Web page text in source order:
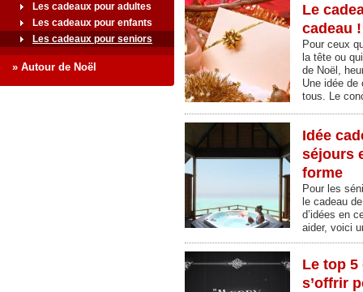
Le
cadeau !
Pour ceux
la tête ou
de Noël,
Une idée de
tous. Le
Idée
séjours
forme
Pour les
le cadeau
d’idées en
aider, voici
Le top 5
s’offrir
Les cadeaux pour adultes
Les cadeaux pour enfants
Les cadeaux pour seniors
» Autour de Noël